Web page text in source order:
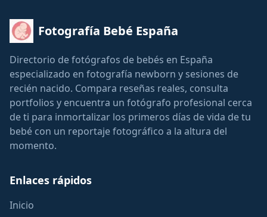
Fotografía Bebé España
Directorio de fotógrafos de bebés en España
especializado en fotografía newborn y sesiones de
recién nacido. Compara reseñas reales, consulta
portfolios y encuentra un fotógrafo profesional cerca
de ti para inmortalizar los primeros días de vida de tu
bebé con un reportaje fotográfico a la altura del
momento.
Enlaces rápidos
Inicio